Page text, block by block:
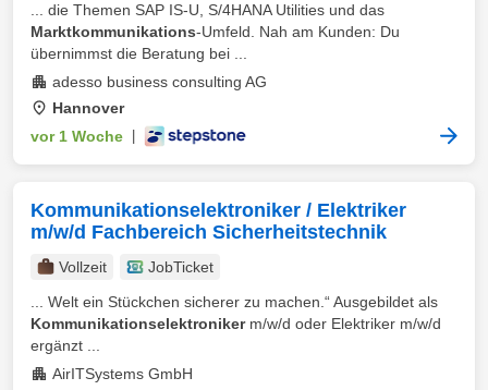
... die Themen SAP IS-U, S/4HANA Utilities und das
Marktkommunikations-Umfeld. Nah am Kunden: Du
übernimmst die Beratung bei ...
adesso business consulting AG
Hannover
vor 1 Woche
Kommunikationselektroniker / Elektriker
m/w/d Fachbereich Sicherheitstechnik
Vollzeit
JobTicket
... Welt ein Stückchen sicherer zu machen.“ Ausgebildet als
Kommunikationselektronikerm/w/d oder Elektriker m/w/d
ergänzt ...
AirITSystems GmbH